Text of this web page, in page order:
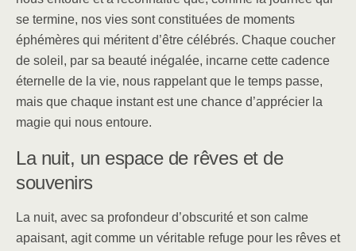
se termine, nos vies sont constituées de moments
éphémères qui méritent d’être célébrés. Chaque coucher
de soleil, par sa beauté inégalée, incarne cette cadence
éternelle de la vie, nous rappelant que le temps passe,
mais que chaque instant est une chance d’apprécier la
magie qui nous entoure.
La nuit, un espace de rêves et de
souvenirs
La nuit, avec sa profondeur d’obscurité et son calme
apaisant, agit comme un véritable refuge pour les rêves et